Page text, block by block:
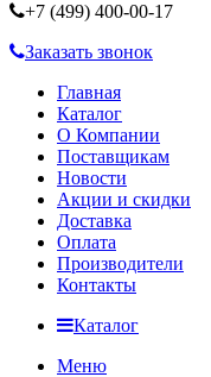
+7 (499) 400-00-17
Заказать звонок
Главная
Каталог
О Компании
Поставщикам
Новости
Акции и скидки
Доставка
Оплата
Производители
Контакты
Каталог
Меню